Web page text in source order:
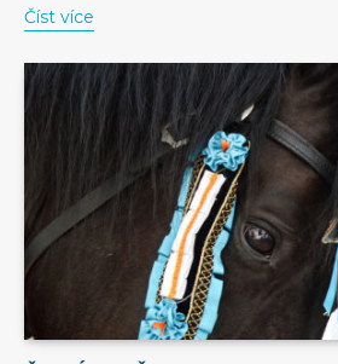
Číst více